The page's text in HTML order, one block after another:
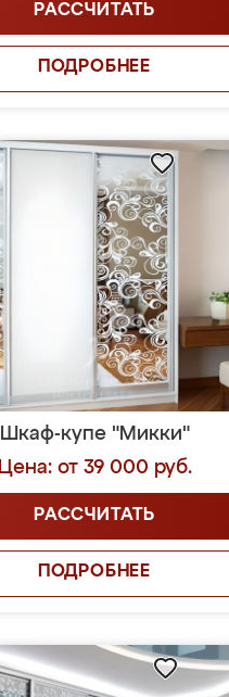
РАССЧИТАТЬ
ПОДРОБНЕЕ
Шкаф-купе "Микки"
Цена: от 39 000 руб.
РАССЧИТАТЬ
ПОДРОБНЕЕ